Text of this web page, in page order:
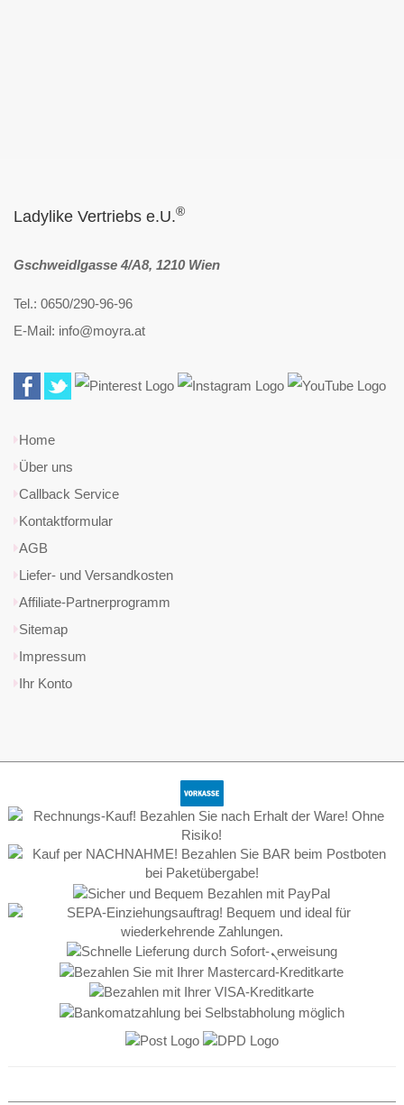
Ladylike Vertriebs e.U.®
Gschweidlgasse 4/A8, 1210 Wien
Tel.: 0650/290-96-96
E-Mail: info@moyra.at
Home
Über uns
Callback Service
Kontaktformular
AGB
Liefer- und Versandkosten
Affiliate-Partnerprogramm
Sitemap
Impressum
Ihr Konto